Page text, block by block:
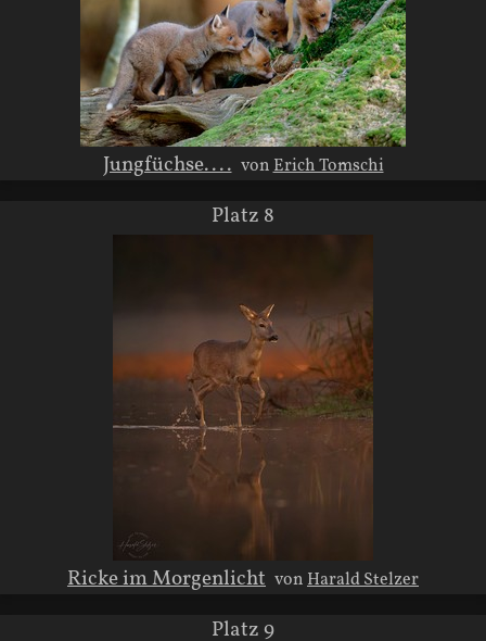
Jungfüchse.... vonErich Tomschi
Platz 8
Ricke im Morgenlicht vonHarald Stelzer
Platz 9